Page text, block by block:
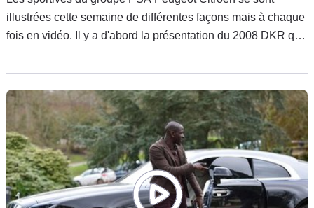
illustrées cette semaine de différentes façons mais à chaque
fois en vidéo. Il y a d'abord la présentation du 2008 DKR qui
d'être dévoilée mais il y a également eu la DS3 WRC en
démonstration à Goodwood avec Sébastien Loeb au volant.
Voici donc deux vidéos.